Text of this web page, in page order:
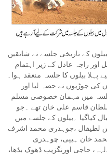
کے تاریخی جلسے نے شائقین
راجہ عادل کے زیر اہتمام
پہلا بیلوں کا جلسہ منعقد ہوا۔
جوڑیوں نے حصہ لیا اور
جلسہ میں مہمان خصوصی مسلم
قاسم علی خان تھے ۔جو
کیاگیا ۔بیلوں کے جلسے میں
لطیفال ،چوہدری محمد اشرف
خان ہیپی، چوہدری
حاجی اورنگزیب ڈھوک بڈھا،